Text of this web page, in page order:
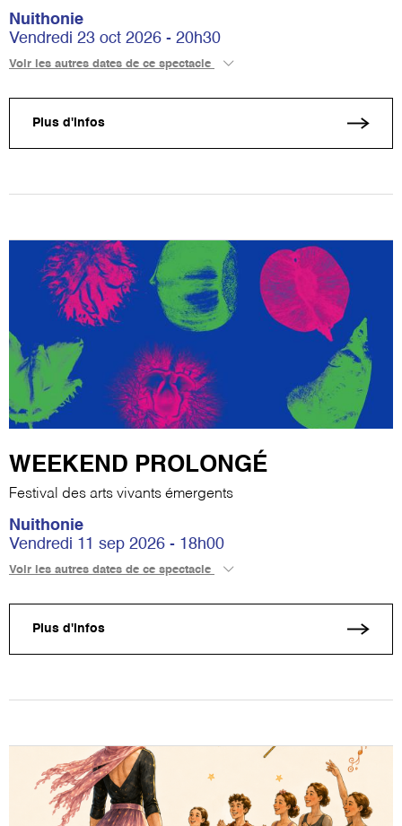
Nuithonie
Vendredi 23 oct 2026 - 20h30
Voir les autres dates de ce spectacle
Plus d'infos
WEEKEND PROLONGÉ
Festival des arts vivants émergents
Nuithonie
Vendredi 11 sep 2026 - 18h00
Voir les autres dates de ce spectacle
Plus d'infos